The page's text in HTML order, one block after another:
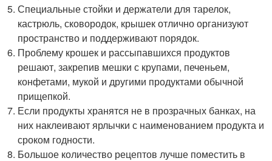
Специальные стойки и держатели для тарелок,
кастрюль, сковородок, крышек отлично организуют
пространство и поддерживают порядок.
Проблему крошек и рассыпавшихся продуктов
решают, закрепив мешки с крупами, печеньем,
конфетами, мукой и другими продуктами обычной
прищепкой.
Если продукты хранятся не в прозрачных банках, на
них наклеивают ярлычки с наименованием продукта и
сроком годности.
Большое количество рецептов лучше поместить в